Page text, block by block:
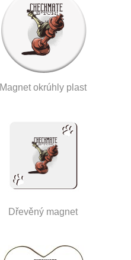
Magnet okrúhly plast
Dřevěný magnet